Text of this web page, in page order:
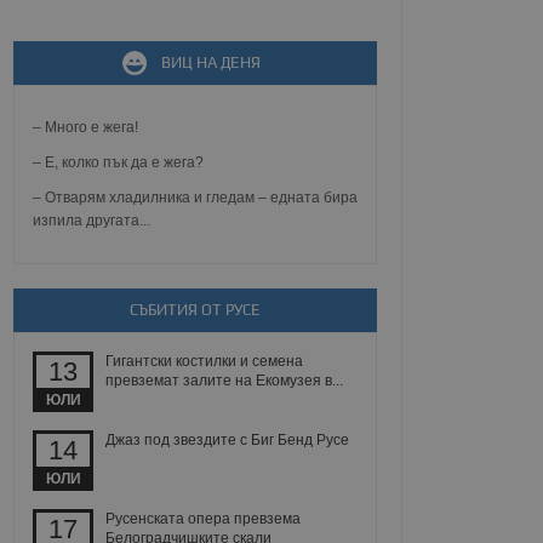
ВИЦ НА ДЕНЯ
– Много е жега!
– Е, колко пък да е жега?
– Отварям хладилника и гледам – едната бира
изпила другата...
СЪБИТИЯ ОТ РУСЕ
13
ЮЛИ
Гигантски костилки и семена
превземат залите на Екомузея в...
14
ЮЛИ
Джаз под звездите с Биг Бенд Русе
17
Русенската опера превзема
Белоградчишките скали
зададена от уеб
MVC
неразрешеното
известно като
Той не съдържа
при затваряне
на съгласието на
за тяхното
сесии.
между хората
уебсайт.
на
на бисквитките,
съответствие и
и
и предоставя
използва